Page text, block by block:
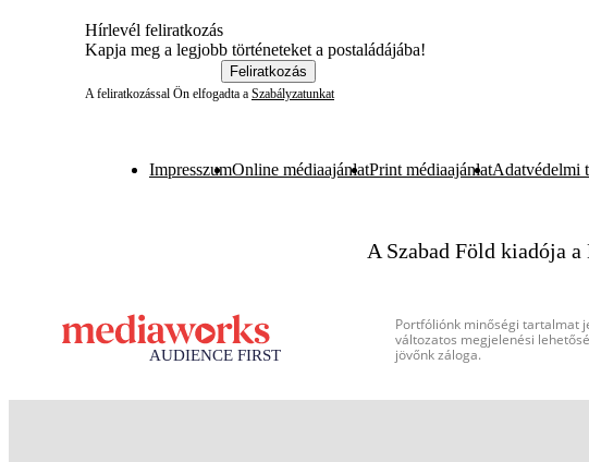
Hírlevél feliratkozás
Kapja meg a legjobb történeteket a postaládájába!
Feliratkozás
A feliratkozással Ön elfogadta a Szabályzatunkat
ImpresszumOnline médiaajánlatPrint médiaajánlatAdatvédelmi
A Szabad Föld kiadója
Portfóliónk minőségi tartalmat
változatos megjelenési
jövőnk záloga.